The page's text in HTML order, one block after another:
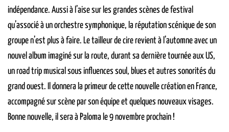
indépendance. Aussi à l’aise sur les grandes scènes de festival
qu’associé à un orchestre symphonique, la réputation scénique de son
groupe n’est plus à faire. Le tailleur de cire revient à l’automne avec un
nouvel album imaginé sur la route, durant sa dernière tournée aux US,
un road trip musical sous influences soul, blues et autres sonorités du
grand ouest. Il donnera la primeur de cette nouvelle création en France,
accompagné sur scène par son équipe et quelques nouveaux visages.
Bonne nouvelle, il sera à Paloma le 9 novembre prochain !